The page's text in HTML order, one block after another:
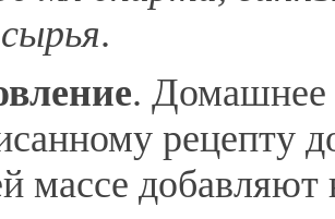
.
. Домашнее
рецепту
массе